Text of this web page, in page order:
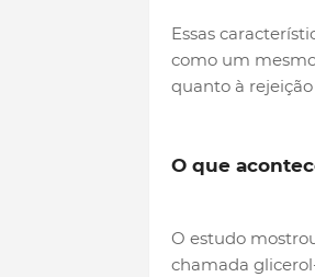
Essas
como um
quanto à rejeição
O que
O estudo
chamada